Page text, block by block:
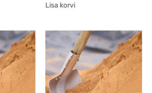
Lisa korvi